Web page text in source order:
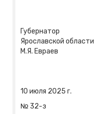
Губернатор
М.Я. Евраев
10 июля 2025 г.
№ 32-з